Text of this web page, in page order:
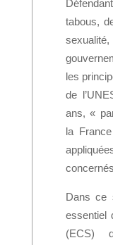
tabous,
les
de
ans, «
la
Dans ce
essentiel
(ECS)